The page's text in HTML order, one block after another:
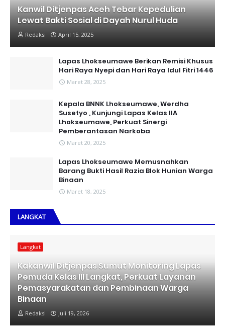
Kanwil Ditjenpas Aceh Tebar Kepedulian
Lewat Bakti Sosial di Dayah Nurul Huda
Redaksi April 15, 2025
Lapas Lhokseumawe Berikan Remisi Khusus
Hari Raya Nyepi dan Hari Raya Idul Fitri 1446
Maret 28, 2025
Kepala BNNK Lhokseumawe, Werdha
Susetyo , Kunjungi Lapas Kelas IIA
Lhokseumawe, Perkuat Sinergi
Pemberantasan Narkoba
Maret 20, 2025
Lapas Lhokseumawe Memusnahkan
Barang Bukti Hasil Razia Blok Hunian Warga
Binaan
Maret 18, 2025
LANGKAT
Langkat
Kakanwil Ditjenpas Sumut Monitoring Lapas
Pemuda Kelas III Langkat, Perkuat Layanan
Pemasyarakatan dan Pembinaan Warga
Binaan
Redaksi Juli 19, 2026